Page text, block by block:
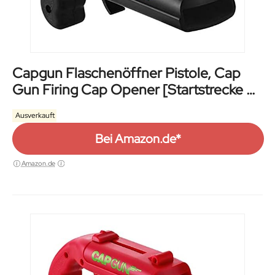
Capgun Flaschenöffner Pistole, Cap
Gun Firing Cap Opener [Startstrecke 5-
6m/ Größe: 13x5x4 cm] Bierdeckel
Pistole - Cap Gun Flaschenöffner
Original (Schwarz, 2)
Ausverkauft
Bei Amazon.de*
Amazon.de